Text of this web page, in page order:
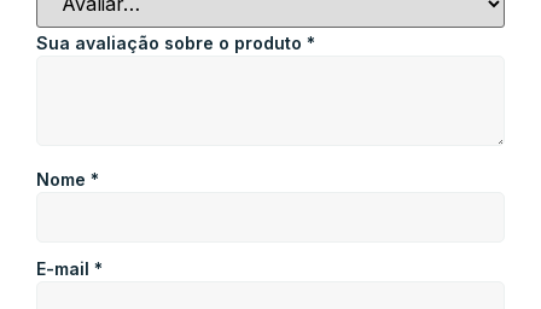
Sua avaliação sobre o produto *
Nome *
E-mail *